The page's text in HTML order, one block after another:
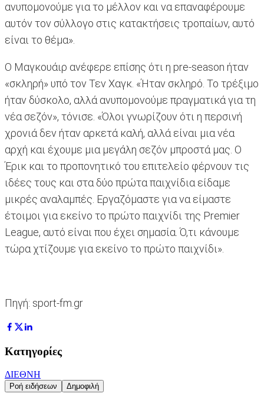
ανυπομονούμε για το μέλλον και να επαναφέρουμε
αυτόν τον σύλλογο στις κατακτήσεις τροπαίων, αυτό
είναι το θέμα».
Ο Μαγκουάιρ ανέφερε επίσης ότι η pre-season ήταν
«σκληρή» υπό τον Τεν Χαγκ. «Ήταν σκληρό. Το τρέξιμο
ήταν δύσκολο, αλλά ανυπομονούμε πραγματικά για τη
νέα σεζόν», τόνισε. «Όλοι γνωρίζουν ότι η περσινή
χρονιά δεν ήταν αρκετά καλή, αλλά είναι μια νέα
αρχή και έχουμε μια μεγάλη σεζόν μπροστά μας. Ο
Έρικ και το προπονητικό του επιτελείο φέρνουν τις
ιδέες τους και στα δύο πρώτα παιχνίδια είδαμε
μικρές αναλαμπές. Εργαζόμαστε για να είμαστε
έτοιμοι για εκείνο το πρώτο παιχνίδι της Premier
League, αυτό είναι που έχει σημασία. Ό,τι κάνουμε
τώρα χτίζουμε για εκείνο το πρώτο παιχνίδι».
Πηγή: sport-fm.gr
Κατηγορίες
ΔΙΕΘΝΗ
Ροή ειδήσεων Δημοφιλή